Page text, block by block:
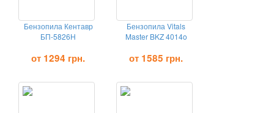
Бензопила Кентавр
БП-5826Н
от 1294 грн.
Бензопила Vitals
Master BKZ 4014o
от 1585 грн.